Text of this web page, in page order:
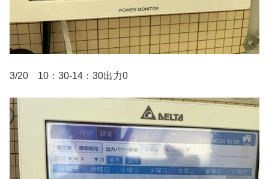
3/20 10：30-14：30出力0